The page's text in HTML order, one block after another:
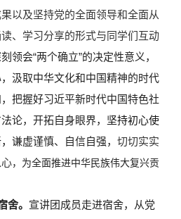
以及坚持党的全面领导和全面从
、学习分享的形式与同学们互动
领会“两个确立”的决定性意义，
汲取中华文化和中国精神的时代
把握好习近平新时代中国特色社
论，开拓自身眼界， 坚持初心使
谦虚谨慎、自信自强， 切切实实
，为全面推进中华民族伟大复兴贡
。 宣讲团成员走进宿舍，
从党